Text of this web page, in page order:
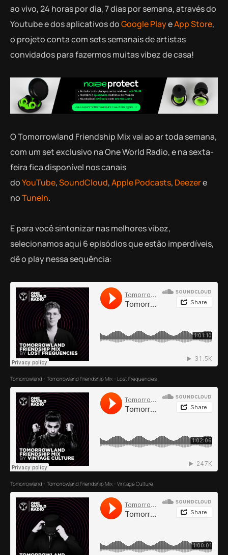
ao vivo, 24 horas por dia, 7 dias por semana, através do
Youtube e dos aplicativos doGoogle PlayeApp Store,
o projeto conta com sets semanais de artistas
convidados para fazermos muitas vibez de casa!
O Tomorrowland Friendship Mix vai ao ar toda semana,
com um set exclusivo na One World Radio, e na sexta-
feira fica disponível nos canais
doYouTube,SoundCloud,Apple Podcasts, Deezere
noTuneIn.
E para você sintonizar nas melhores vibez,
selecionamos aqui 6 episódios que estão imperdíveis,
dê o play nessa sequência:
Tomorrowland · Tomorrowland Friendship Mix – Lost Frequencies
Tomorrowland · Tomorrowland Friendship Mix – Vintage Culture